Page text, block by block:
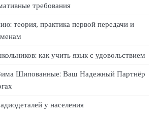
требования
теория, практика первой передачи и
как учить язык с удовольствием
Шипованные: Ваш Надежный Партнёр
у населения